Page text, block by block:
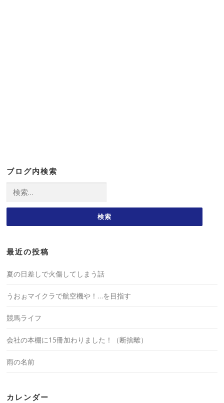
ブログ内検索
索:
最近の投稿
夏の日差しで火傷してしまう話
うおぉマイクラで航空機や！…を目指す
競馬ライフ
会社の本棚に15冊加わりました！（断捨離）
雨の名前
カレンダー